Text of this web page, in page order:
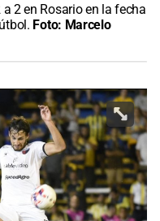
2 en Rosario en la fecha
Foto: Marcelo